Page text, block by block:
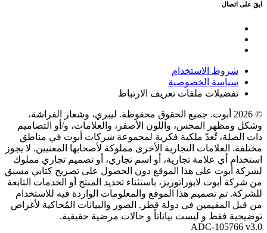
ابقَ على اتصال
شروط الاستخدام
سياسة الخصوصية
تفضيلات ملفات تعريف الارتباط
© 2026 أبوت. جميع الحقوق محفوظة. ليبري، وشعار الفراشة،
وشكل ومظهر المجس، واللون الأصفر، والعلامات، و/أو التصاميم
ذات الصلة، تُعدّ ملكية فكرية لمجموعة شركات أبوت في مناطق
مختلفة. العلامات التجارية الأخرى مملوكة لأصحابها المعنيين. لا يجوز
استخدام أي علامة تجارية، أو اسم تجاري، أو تصميم تجاري مملوك
لشركة أبوت على هذا الموقع دون الحصول على تصريح كتابي مسبق
من شركة أبوت لابوراتوريز، باستثناء تحديد المنتج أو الخدمات التابعة
للشركة. تم تصميم هذا الموقع والمعلومات الواردة فيه للاستخدام
من قبل المقيمين في دولة قطر. الصور والبيانات المُحاكية لأغراض
توضيحية فقط و ليست بياناتأ و حالات مرضية حقيقية.
ADC-105766 v3.0